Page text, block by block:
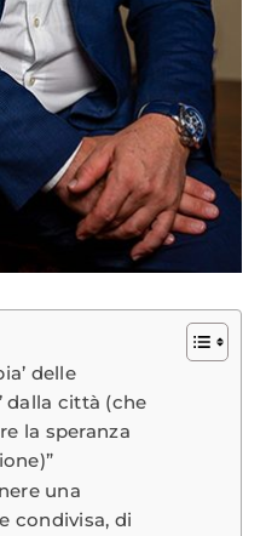
delle
dalla città (che
la speranza
una
condivisa, di